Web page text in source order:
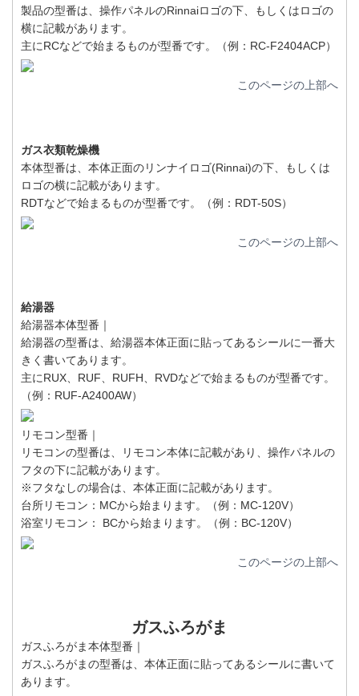
製品の型番は、操作パネルのRinnaiロゴの下、もしくはロゴの
横に記載があります。
主にRCなどで始まるものが型番です。（例：RC-F2404ACP）
このページの上部へ
ガス衣類乾燥機
本体型番は、本体正面のリンナイロゴ(Rinnai)の下、もしくは
ロゴの横に記載があります。
RDTなどで始まるものが型番です。（例：RDT-50S）
このページの上部へ
給湯器
給湯器本体型番｜
給湯器の型番は、給湯器本体正面に貼ってあるシールに一番大
きく書いてあります。
主にRUX、RUF、RUFH、RVDなどで始まるものが型番です。
（例：RUF-A2400AW）
リモコン型番｜
リモコンの型番は、リモコン本体に記載があり、操作パネルの
フタの下に記載があります。
※フタなしの場合は、本体正面に記載があります。
台所リモコン：MCから始まります。（例：MC-120V）
浴室リモコン： BCから始まります。（例：BC-120V）
このページの上部へ
ガスふろがま
ガスふろがま本体型番｜
ガスふろがまの型番は、本体正面に貼ってあるシールに書いて
あります。